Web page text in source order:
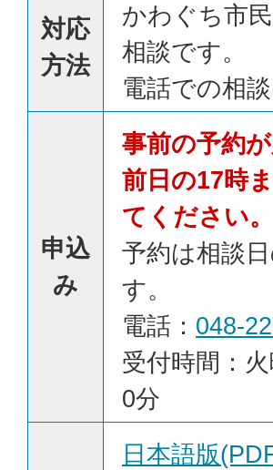
対応
方法
かわぐち市
相談です。
電話での相
申込
み
事前の予約が
前日の17時
てください。
予約は相談
す。
電話： 048-
受付時間：
0分
日本語版